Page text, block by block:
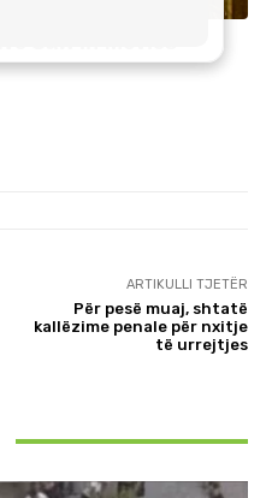
ARTIKULLI TJETËR
Për pesë muaj, shtatë
kallëzime penale për nxitje
të urrejtjes